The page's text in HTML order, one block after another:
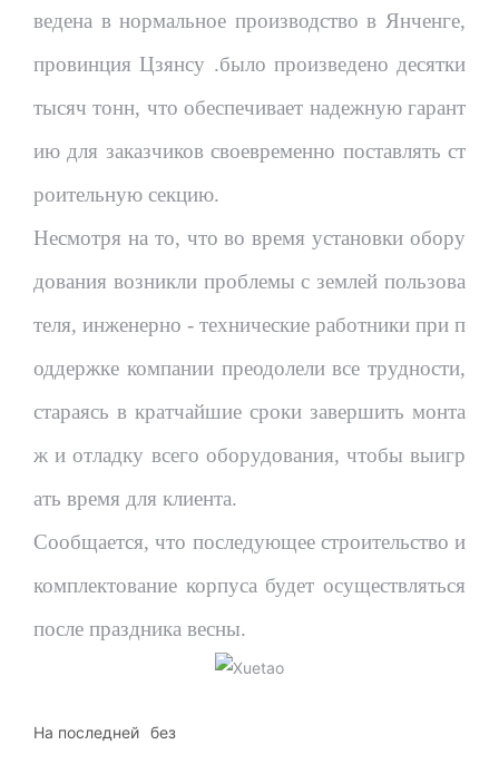
ведена в нормальное производство в Янченге,
провинция Цзянсу .было произведено десятки
тысяч тонн, что обеспечивает надежную гарант
ию для заказчиков своевременно поставлять ст
роительную секцию.
Несмотря на то, что во время установки обору
дования возникли проблемы с землей пользова
теля, инженерно - технические работники при п
оддержке компании преодолели все трудности,
стараясь в кратчайшие сроки завершить монта
ж и отладку всего оборудования, чтобы выигр
ать время для клиента.
Сообщается, что последующее строительство и
комплектование корпуса будет осуществляться
после праздника весны.
На последней без